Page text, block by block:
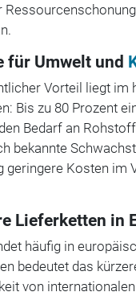
für Umwelt und
Vorteil liegt im
Bis zu 80 Prozent
Bedarf an
bekannte
geringere Kosten im
Lieferketten in
häufig in
bedeutet das
von